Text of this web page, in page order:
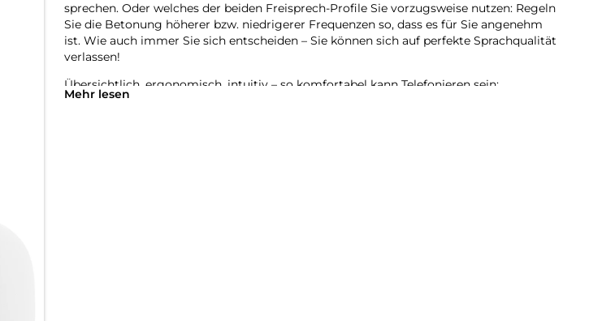
sprechen. Oder welches der beiden Freisprech-Profile Sie vorzugsweise nutzen: Regeln
Sie die Betonung höherer bzw. niedrigerer Frequenzen so, dass es für Sie angenehm
ist. Wie auch immer Sie sich entscheiden – Sie können sich auf perfekte Sprachqualität
verlassen!
Übersichtlich, ergonomisch, intuitiv – so komfortabel kann Telefonieren sein:
Was am Gigaset A690 zuerst ins Auge sticht, dürfte das große, beleuchtete Schwarz-
Mehr lesen